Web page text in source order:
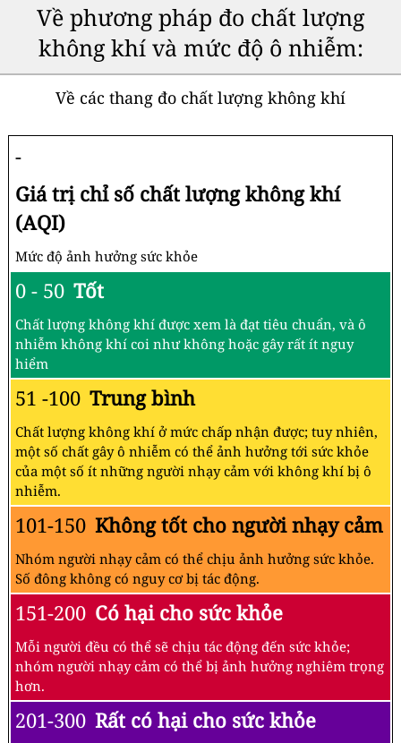
Về phương pháp đo chất lượng
không khí và mức độ ô nhiễm:
Về các thang đo chất lượng không khí
-
Giá trị chỉ số chất lượng không khí
(AQI)
Mức độ ảnh hưởng sức khỏe
0 - 50 Tốt
Chất lượng không khí được xem là đạt tiêu chuẩn, và ô
nhiễm không khí coi như không hoặc gây rất ít nguy
hiểm
51 -100 Trung bình
Chất lượng không khí ở mức chấp nhận được; tuy nhiên,
một số chất gây ô nhiễm có thể ảnh hưởng tới sức khỏe
của một số ít những người nhạy cảm với không khí bị ô
nhiễm.
101-150 Không tốt cho người nhạy cảm
Nhóm người nhạy cảm có thể chịu ảnh hưởng sức khỏe.
Số đông không có nguy cơ bị tác động.
151-200 Có hại cho sức khỏe
Mỗi người đều có thể sẽ chịu tác động đến sức khỏe;
nhóm người nhạy cảm có thể bị ảnh hưởng nghiêm trọng
hơn.
201-300 Rất có hại cho sức khỏe